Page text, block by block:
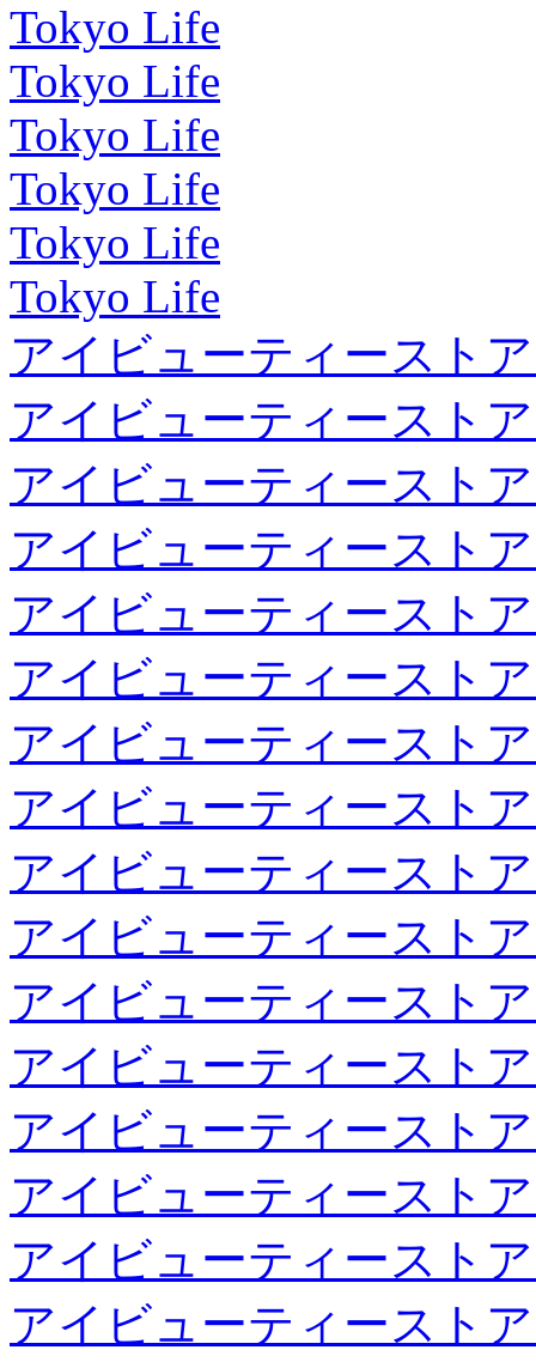
Tokyo Life
Tokyo Life
Tokyo Life
Tokyo Life
Tokyo Life
Tokyo Life
アイビューティースト
アイビューティースト
アイビューティースト
アイビューティースト
アイビューティースト
アイビューティースト
アイビューティースト
アイビューティースト
アイビューティースト
アイビューティースト
アイビューティースト
アイビューティースト
アイビューティースト
アイビューティースト
アイビューティースト
アイビューティースト